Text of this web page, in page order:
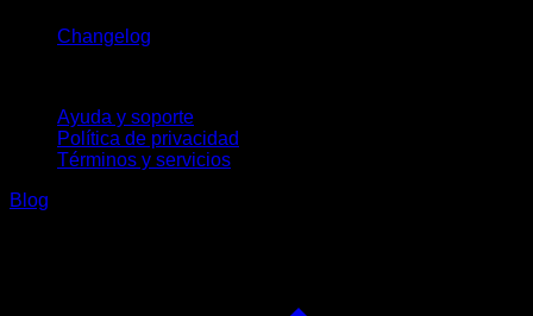
Changelog
Ayuda y soporte
Política de privacidad
Términos y servicios
Blog